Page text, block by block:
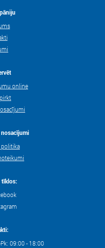
online
politika
tīklos:
09:00 - 18:00